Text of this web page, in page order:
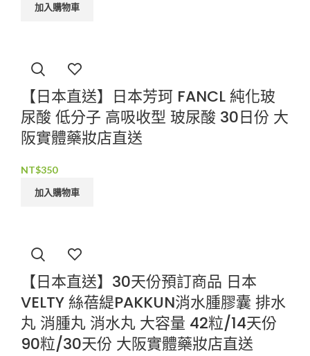
加入購物車
【日本直送】日本芳珂 FANCL 純化玻
尿酸 低分子 高吸收型 玻尿酸 30日份 大
阪實體藥妝店直送
NT$350
加入購物車
【日本直送】30天份預訂商品 日本
VELTY 絲蓓緹PAKKUN消水腫膠囊 排水
丸 消腫丸 消水丸 大容量 42粒/14天份
90粒/30天份 大阪實體藥妝店直送